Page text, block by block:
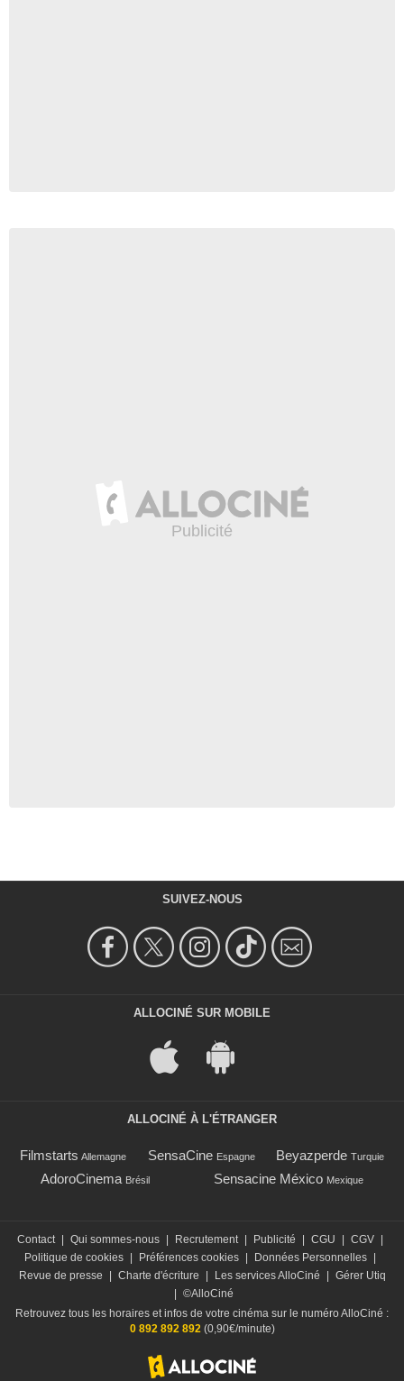
SUIVEZ-NOUS
ALLOCINÉ SUR MOBILE
ALLOCINÉ À L'ÉTRANGER
Filmstarts Allemagne SensaCine Espagne Beyazperde Turquie
AdoroCinema Brésil Sensacine México Mexique
Contact Qui sommes-nous Recrutement Publicité CGU CGV
Politique de cookies
Préférences cookies Données Personnelles
Revue de presse
Charte d'écriture Les services AlloCiné
Gérer Utiq
©AlloCiné
Retrouvez tous les horaires et infos de votre cinéma sur le numéro AlloCiné :
0 892 892 892(0,90€/minute)